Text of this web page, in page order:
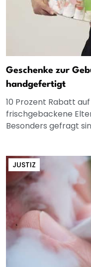
Geschenke zur
handgefertigt
10 Prozent Rabatt
frischgebackene
Besonders gefragt
JUSTIZ